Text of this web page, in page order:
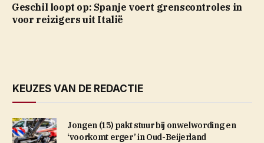
Geschil loopt op: Spanje voert grenscontroles in
voor reizigers uit Italië
KEUZES VAN DE REDACTIE
Jongen (15) pakt stuur bij onwelwording en
‘voorkomt erger’ in Oud-Beijerland